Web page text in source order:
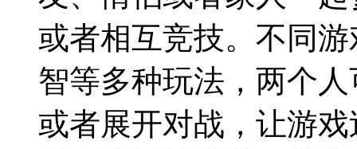
或者相互竞技。不同
智等多种玩法，两个
或者展开对战，让游